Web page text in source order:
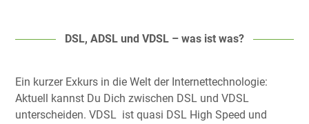
DSL, ADSL und VDSL – was ist was?
Ein kurzer Exkurs in die Welt der Internettechnologie:
Aktuell kannst Du Dich zwischen DSL und VDSL
unterscheiden. VDSL ist quasi DSL High Speed und